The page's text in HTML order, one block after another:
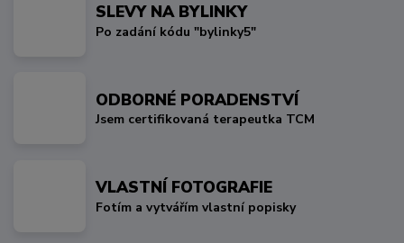
SLEVY NA BYLINKY
Po zadání kódu "bylinky5"
ODBORNÉ PORADENSTVÍ
Jsem certifikovaná terapeutka TCM
VLASTNÍ FOTOGRAFIE
Fotím a vytvářím vlastní popisky